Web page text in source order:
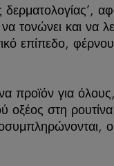
και να
επίπεδο,
προϊόν για
στη ρουτίνα